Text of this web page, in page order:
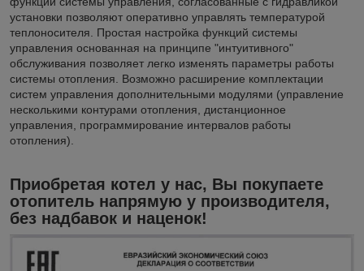
установки позволяют оперативно управлять температурой
теплоносителя. Простая настройка функций системы
управления основанная на принципе "интуитивного"
обслуживания позволяет легко изменять параметры работы
системы отопления. Возможно расширение комплектации
систем управления дополнительными модулями (управление
несколькими контурами отопления, дистанционное
управления, программирование интервалов работы
отопления).
Приобретая котел у нас, Вы покупаете
отопитель напрямую у производителя,
без надбавок и наценок!